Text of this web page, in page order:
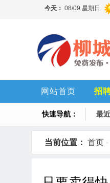
网站首页 招
快速导航： 最
当前位置： 首页 -